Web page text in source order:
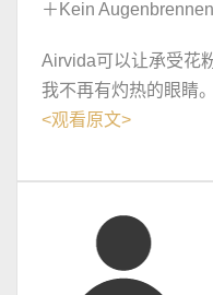
＋Kein
Airvida可以让承受花
我不再有灼热的眼睛。
<观看原文>